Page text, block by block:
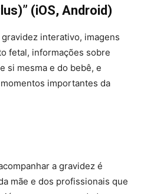
(iOS, Android)
interativo, imagens
fetal, informações sobre
si mesma e do bebê, e
importantes da
a gravidez é
mãe e dos profissionais que